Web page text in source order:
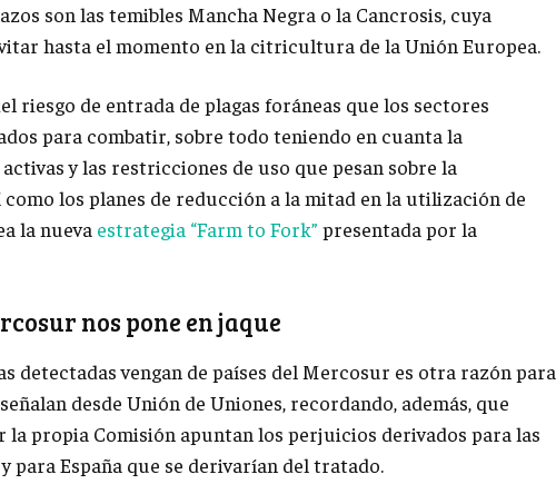
son las temibles Mancha Negra o la Cancrosis, cuya
hasta el momento en la citricultura de la Unión Europea.
riesgo de entrada de plagas foráneas que los sectores
para combatir, sobre todo teniendo en cuanta la
y las restricciones de uso que pesan sobre la
los planes de reducción a la mitad en la utilización de
la nueva estrategia “Farm to Fork” presentada por la
nos pone en jaque
detectadas vengan de países del Mercosur es otra razón para
desde Unión de Uniones, recordando, además, que
la propia Comisión apuntan los perjuicios derivados para las
para España que se derivarían del tratado.